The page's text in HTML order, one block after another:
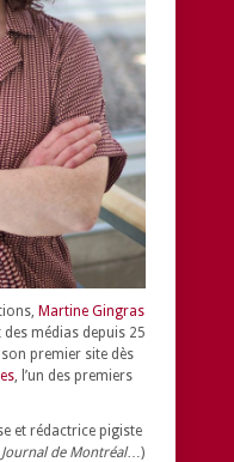
Martine Gingras
médias depuis 25
premier site dès
, l’un des premiers
et rédactrice pigiste
de Montréal…)